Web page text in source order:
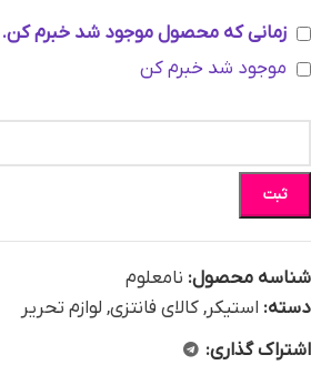
زمانی که محصول موجود شد خبرم کن.
موجود شد خبرم کن
ثبت
شناسه محصول: نامعلوم
دسته: استیکر,کالای فانتزی, لوازم تحریر
اشتراک گذاری: